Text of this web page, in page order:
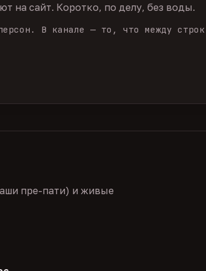
на сайт. Коротко, по делу, без воды.
В канале — то, что между
пре-пати) и живые